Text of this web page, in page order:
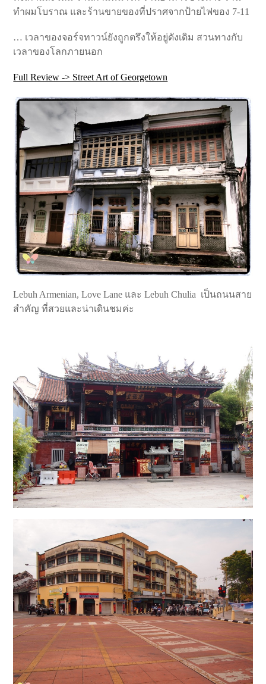
ทำผมโบราณ และร้านขายของที่ปราศจากป้ายไฟของ 7-11
… เวลาของจอร์จทาวน์ยังถูกตรึงให้อยู่ดังเดิม สวนทางกับ
เวลาของโลกภายนอก
Full Review -> Street Art of Georgetown
Lebuh Armenian, Love Lane และ Lebuh Chulia เป็นถนนสาย
สำคัญ ที่สวยและน่าเดินชมค่ะ